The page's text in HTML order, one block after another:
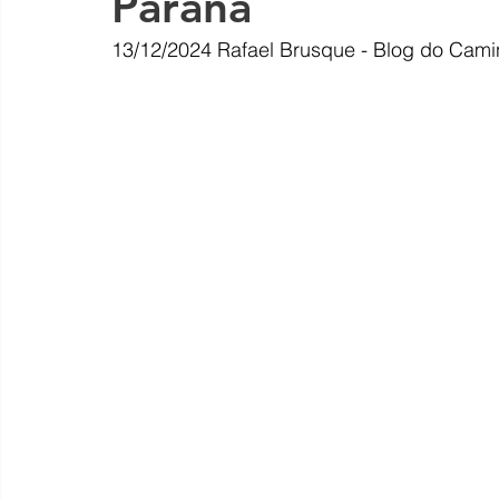
13/12/2024 Rafael Brusque - Blog do